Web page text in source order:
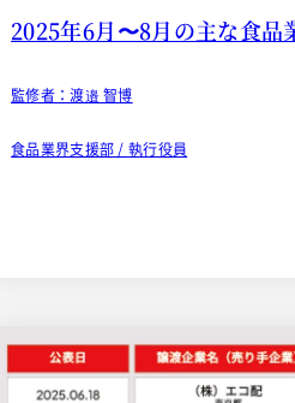
2025年6月〜8月の主な食
監修者：渡邉 智博
食品業界支援部 / 執行役員